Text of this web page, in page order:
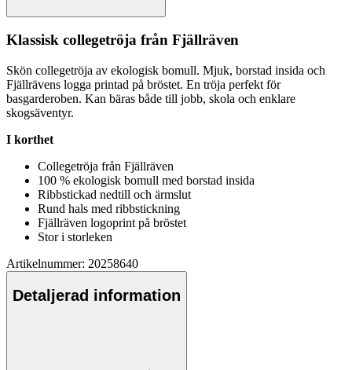
Klassisk collegetröja från Fjällräven
Skön collegetröja av ekologisk bomull. Mjuk, borstad insida och
Fjällrävens logga printad på bröstet. En tröja perfekt för
basgarderoben. Kan bäras både till jobb, skola och enklare
skogsäventyr.
I korthet
Collegetröja från Fjällräven
100 % ekologisk bomull med borstad insida
Ribbstickad nedtill och ärmslut
Rund hals med ribbstickning
Fjällräven logoprint på bröstet
Stor i storleken
Artikelnummer: 20258640
Detaljerad information